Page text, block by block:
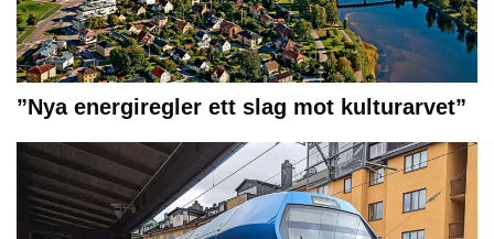
”Nya energiregler ett slag mot kulturarvet”